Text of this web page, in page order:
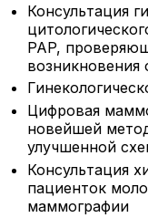
Консультация
PAP,
возникновения
Цифровая
новейшей
улучшенной
Консультация
пациенток
маммографии